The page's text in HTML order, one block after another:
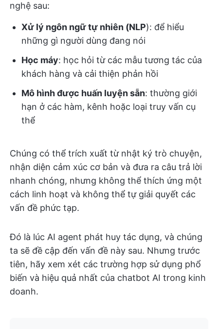
nghệ sau:
Xử lý ngôn ngữ tự nhiên (NLP): để hiểu
những gì người dùng đang nói
Học máy: học hỏi từ các mẫu tương tác của
khách hàng và cải thiện phản hồi
Mô hình được huấn luyện sẵn: thường giới
hạn ở các hàm, kênh hoặc loại truy vấn cụ
thể
Chúng có thể trích xuất từ nhật ký trò chuyện,
nhận diện cảm xúc cơ bản và đưa ra câu trả lời
nhanh chóng, nhưng không thể thích ứng một
cách linh hoạt và không thể tự giải quyết các
vấn đề phức tạp.
Đó là lúc AI agent phát huy tác dụng, và chúng
ta sẽ đề cập đến vấn đề này sau. Nhưng trước
tiên, hãy xem xét các trường hợp sử dụng phổ
biến và hiệu quả nhất của chatbot AI trong kinh
doanh.